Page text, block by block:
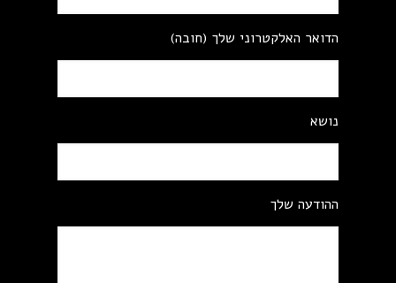
הדואר האלקטרוני שלך (חובה)
נושא
ההודעה שלך